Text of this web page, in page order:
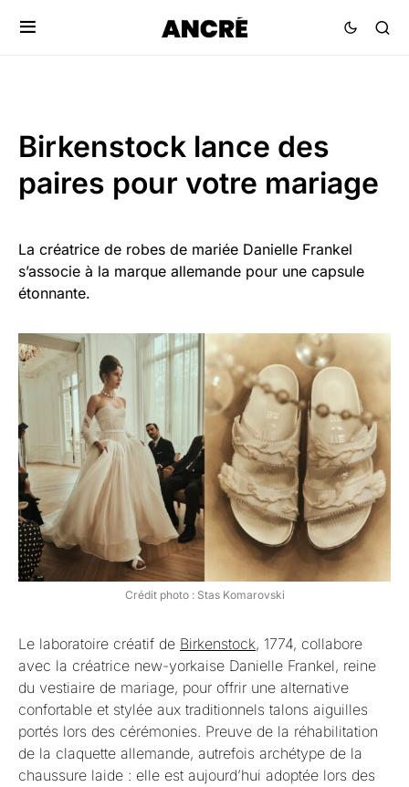
Birkenstock lance des
paires pour votre mariage
La créatrice de robes de mariée Danielle Frankel
s’associe à la marque allemande pour une capsule
étonnante.
Crédit photo : Stas Komarovski
Le laboratoire créatif de Birkenstock, 1774, collabore
avec la créatrice new-yorkaise Danielle Frankel, reine
du vestiaire de mariage, pour offrir une alternative
confortable et stylée aux traditionnels talons aiguilles
portés lors des cérémonies. Preuve de la réhabilitation
de la claquette allemande, autrefois archétype de la
chaussure laide : elle est aujourd’hui adoptée lors des